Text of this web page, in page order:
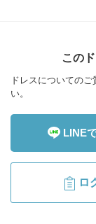
この
ドレスについての
い。
LINE
ロ